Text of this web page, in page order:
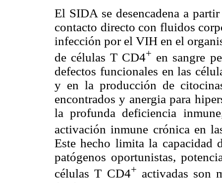
El SIDA se desencadena a
contacto directo con fluidos
infección por el VIH en el
de células T CD4+ en sangre
defectos funcionales en las
y en la producción de
encontrados y anergia para
la profunda deficiencia
activación inmune crónica en
Este hecho limita la capacidad
patógenos oportunistas,
células T CD4+ activadas son